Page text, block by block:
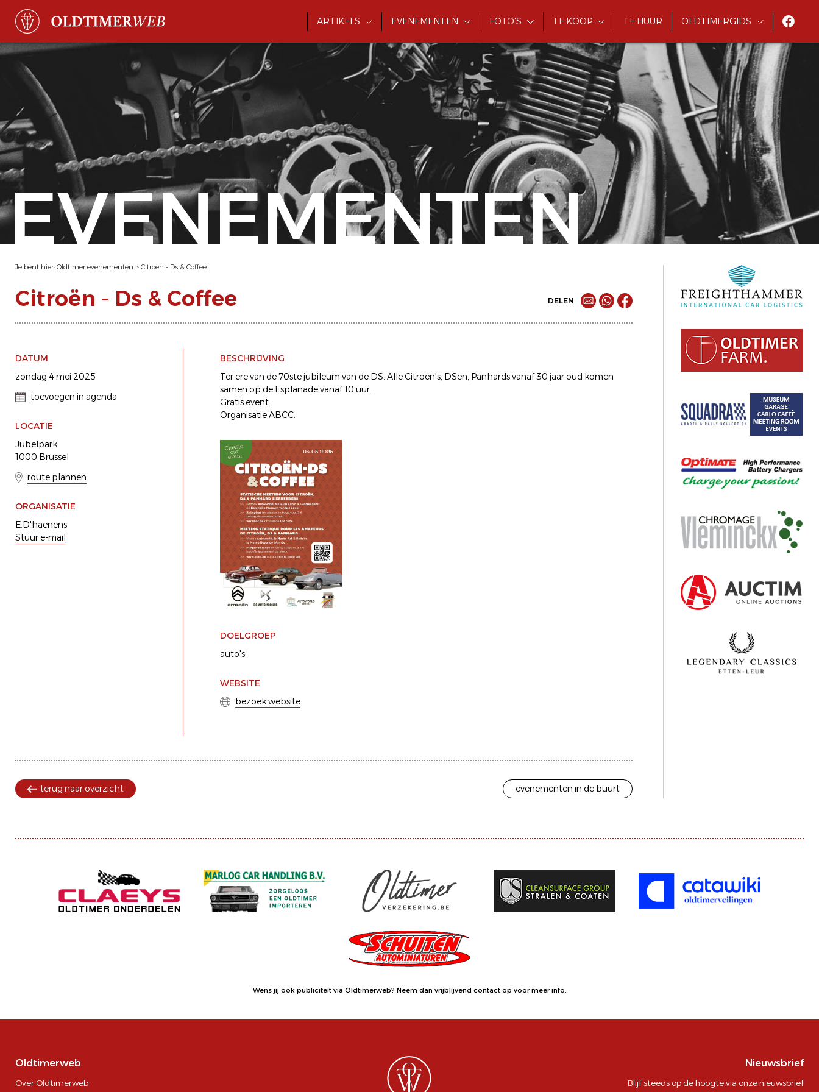
ARTIKELS EVENEMENTEN FOTO'S TE KOOP TE HUUR OLDTIMERGIDS
EVENEMENTEN
Je bent hier: Oldtimer evenementen > Citroën - Ds & Coffee
Citroën - Ds & Coffee DELEN
DATUM
zondag 4 mei 2025
toevoegen in agenda
LOCATIE
Jubelpark
1000 Brussel
route plannen
ORGANISATIE
E.D'haenens
Stuur e-mail
BESCHRIJVING
Ter ere van de 70ste jubileum van de DS. Alle Citroën's, DSen, Panhards vanaf 30 jaar oud komen
samen op de Esplanade vanaf 10 uur.
Gratis event.
Organisatie ABCC.
DOELGROEP
auto's
WEBSITE
bezoek website
terug naar overzicht evenementen in de buurt
Wens jij ook publiciteit via Oldtimerweb? Neem dan vrijblijvend contact op voor meer info.
Oldtimerweb
Over Oldtimerweb
Nieuwsbrief
Blijf steeds op de hoogte via onze nieuwsbrief